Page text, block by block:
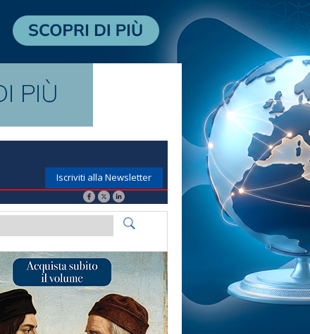
Iscriviti alla Newsletter